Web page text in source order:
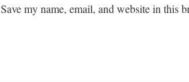
Save my name, email, and website in this